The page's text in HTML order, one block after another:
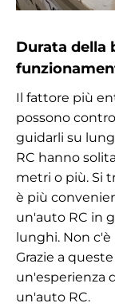
Durata della
Il fattore più
possono
guidarli su
RC hanno
metri o più. Si
è più
un'auto RC in
lunghi. Non
Grazie a
un'esperienza
un'auto RC.